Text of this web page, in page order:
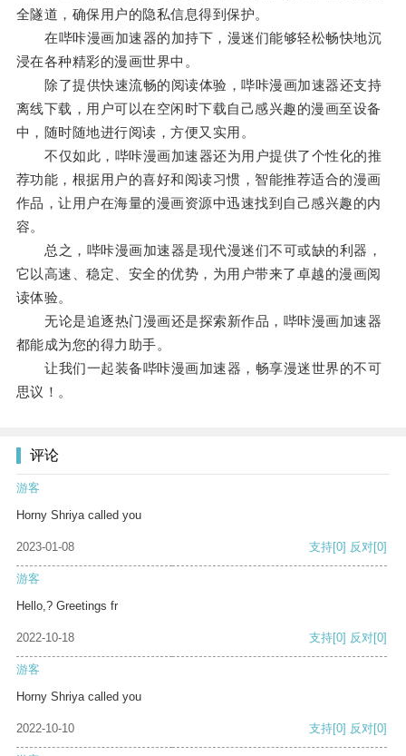
全隧道，确保用户的隐私信息得到保护。
在哔咔漫画加速器的加持下，漫迷们能够轻松畅快地沉
浸在各种精彩的漫画世界中。
除了提供快速流畅的阅读体验，哔咔漫画加速器还支持
离线下载，用户可以在空闲时下载自己感兴趣的漫画至设备
中，随时随地进行阅读，方便又实用。
不仅如此，哔咔漫画加速器还为用户提供了个性化的推
荐功能，根据用户的喜好和阅读习惯，智能推荐适合的漫画
作品，让用户在海量的漫画资源中迅速找到自己感兴趣的内
容。
总之，哔咔漫画加速器是现代漫迷们不可或缺的利器，
它以高速、稳定、安全的优势，为用户带来了卓越的漫画阅
读体验。
无论是追逐热门漫画还是探索新作品，哔咔漫画加速器
都能成为您的得力助手。
让我们一起装备哔咔漫画加速器，畅享漫迷世界的不可
思议！。
评论
游客
Horny Shriya called you
2023-01-08 支持[0] 反对[0]
游客
Hello,? Greetings fr
2022-10-18 支持[0] 反对[0]
游客
Horny Shriya called you
2022-10-10 支持[0] 反对[0]